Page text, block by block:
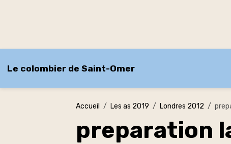
Le colombier de Saint-Omer
Accueil Les as 2019 Londres 2012
preparation